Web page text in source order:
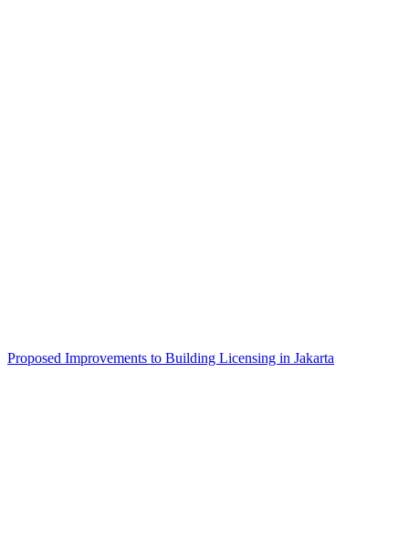
Proposed Improvements to Building Licensing in Jakarta